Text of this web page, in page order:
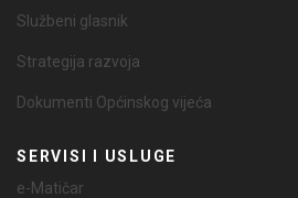
Službeni glasnik
Strategija razvoja
Dokumenti Općinskog vijeća
SERVISI I USLUGE
e-Matičar